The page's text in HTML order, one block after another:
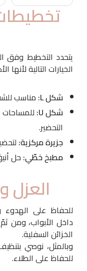
يتحدد التخطيط وفق
الخيارات التالية
شكل L: مناسب
شكل U:
للمساحات
التحضير.
جزيرة مركزية:
مطبخ خطّي: حل
العزل
للحفاظ على الهدوء
داخل الأبواب، ومن
الخزائن السفلية.
وبالمثل، نوصي
للحفاظ على الطلاء.